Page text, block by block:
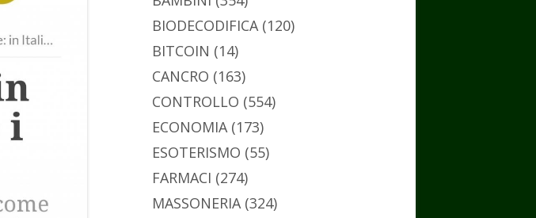
BIODECODIFICA(120)
BITCOIN (14)
CANCRO (163)
CONTROLLO (554)
ECONOMIA(173)
ESOTERISMO (55)
FARMACI (274)
MASSONERIA(324)